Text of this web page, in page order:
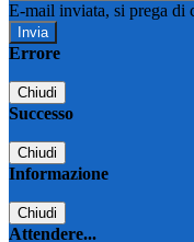
E-mail inviata, si prega di
Errore
Chiudi
Successo
Chiudi
Informazione
Chiudi
Attendere...